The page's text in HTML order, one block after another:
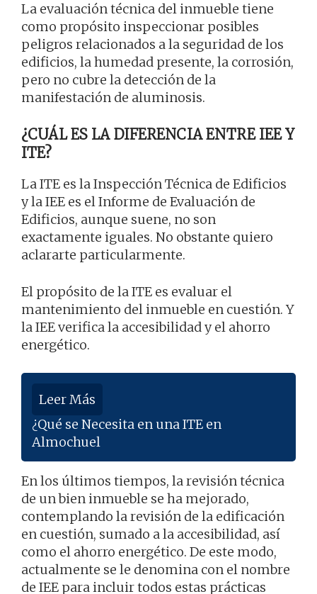
La evaluación técnica del inmueble tiene
como propósito inspeccionar posibles
peligros relacionados a la seguridad de los
edificios, la humedad presente, la corrosión,
pero no cubre la detección de la
manifestación de aluminosis.
¿CUÁL ES LA DIFERENCIA ENTRE IEE Y
ITE?
La ITE es la Inspección Técnica de Edificios
y la IEE es el Informe de Evaluación de
Edificios, aunque suene, no son
exactamente iguales. No obstante quiero
aclararte particularmente.
El propósito de la ITE es evaluar el
mantenimiento del inmueble en cuestión. Y
la IEE verifica la accesibilidad y el ahorro
energético.
Leer Más
¿Qué se Necesita en una ITE en
Almochuel
En los últimos tiempos, la revisión técnica
de un bien inmueble se ha mejorado,
contemplando la revisión de la edificación
en cuestión, sumado a la accesibilidad, así
como el ahorro energético. De este modo,
actualmente se le denomina con el nombre
de IEE para incluir todos estas prácticas